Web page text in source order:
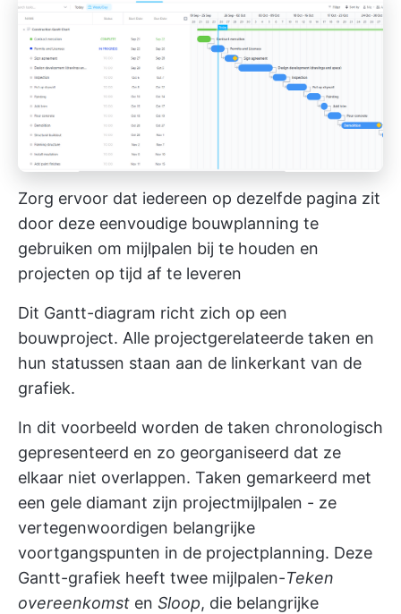
Zorg ervoor dat iedereen op dezelfde pagina zit
door deze eenvoudige bouwplanning te
gebruiken om mijlpalen bij te houden en
projecten op tijd af te leveren
Dit Gantt-diagram richt zich op een
bouwproject. Alle projectgerelateerde taken en
hun statussen staan aan de linkerkant van de
grafiek.
In dit voorbeeld worden de taken chronologisch
gepresenteerd en zo georganiseerd dat ze
elkaar niet overlappen. Taken gemarkeerd met
een gele diamant zijn projectmijlpalen - ze
vertegenwoordigen belangrijke
voortgangspunten in de projectplanning. Deze
Gantt-grafiek heeft twee mijlpalen-Teken
overeenkomst en Sloop, die belangrijke